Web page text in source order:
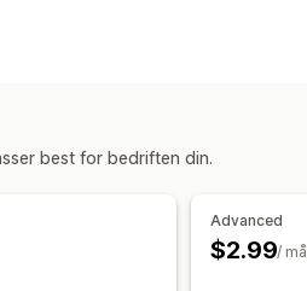
best for bedriften din.
Advanced
$2.99/